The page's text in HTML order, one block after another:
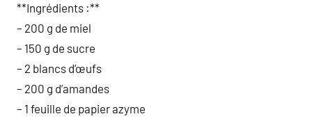
**Ingrédients :**
– 200 g de miel
– 150 g de sucre
– 2 blancs d’œufs
– 200 g d’amandes
– 1 feuille de papier azyme